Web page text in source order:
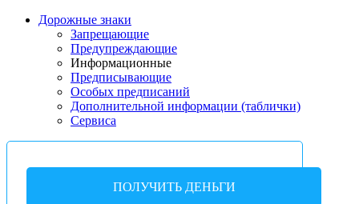
Дорожные знаки
Запрещающие
Предупреждающие
Информационные
Предписывающие
Особых предписаний
Дополнительной информации (таблички)
Сервиса
ПОЛУЧИТЬ ДЕНЬГИ